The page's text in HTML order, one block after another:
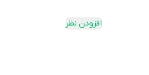
افزودن نظر